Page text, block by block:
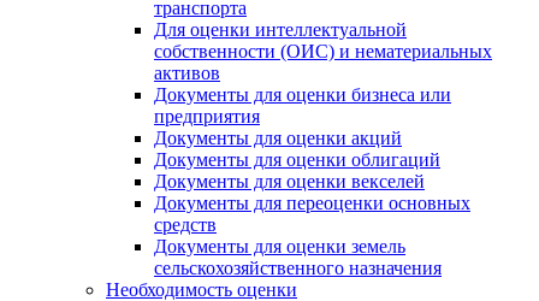
транспорта
Для оценки интеллектуальной
собственности (ОИС) и нематериальных
активов
Документы для оценки бизнеса или
предприятия
Документы для оценки акций
Документы для оценки облигаций
Документы для оценки векселей
Документы для переоценки основных
средств
Документы для оценки земель
сельскохозяйственного назначения
Необходимость оценки